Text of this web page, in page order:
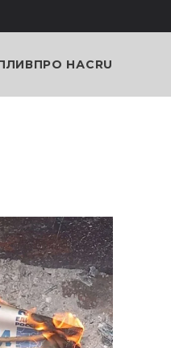
ПРО НАСRU